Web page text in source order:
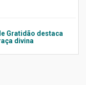
Gratidão destaca
divina